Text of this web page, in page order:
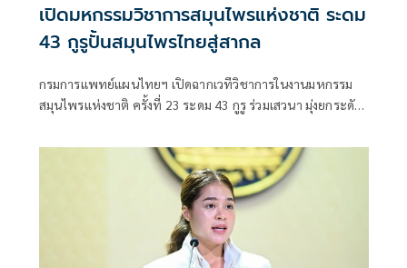
เปิดมหกรรมวิชาการสมุนไพรแห่งชาติ ระดม
43 กูรูปั้นสมุนไพรไทยสู่สากล
กรมการแพทย์แผนไทยฯ เปิดฉากเวทีวิชาการในงานมหกรรม
สมุนไพรแห่งชาติ ครั้งที่ 23 ระดม 43 กูรู ร่วมเสวนา มุ่งยกระดับ